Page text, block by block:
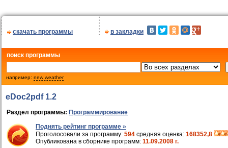
скачать программы в закладки
поиск программы
например: new weather
eDoc2pdf 1.2
Раздел программы: Программирование
Поднять рейтинг программе »
Проголосовали за программу: 594 средняя оценка: 168352,8
Опубликована в сборнике программ: 11.09.2008 г.